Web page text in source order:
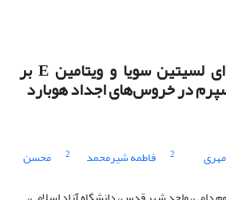
بررسی آثار تغذیه‌ای لسیتین سویا و ویتامین ‏E‏ بر
در خروس‌های اجداد ‏هوبارد
2 فاطمه شیرمحمد 2 محسن